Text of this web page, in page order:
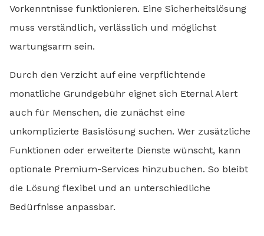
Vorkenntnisse funktionieren. Eine Sicherheitslösung
muss verständlich, verlässlich und möglichst
wartungsarm sein.
Durch den Verzicht auf eine verpflichtende
monatliche Grundgebühr eignet sich Eternal Alert
auch für Menschen, die zunächst eine
unkomplizierte Basislösung suchen. Wer zusätzliche
Funktionen oder erweiterte Dienste wünscht, kann
optionale Premium-Services hinzubuchen. So bleibt
die Lösung flexibel und an unterschiedliche
Bedürfnisse anpassbar.